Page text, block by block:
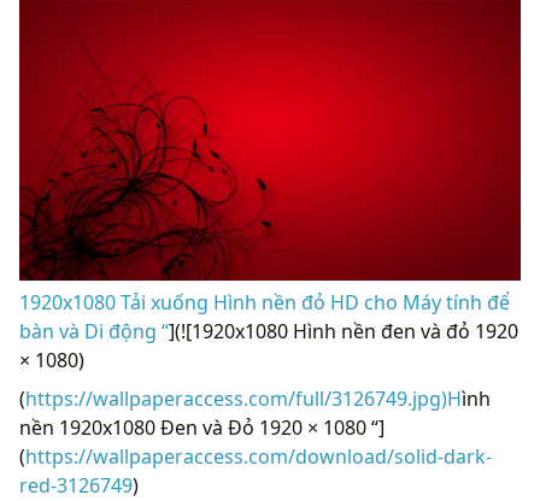
1920x1080 Tải xuống Hình nền đỏ HD cho Máy tính để
bàn và Di động “](![1920x1080 Hình nền đen và đỏ 1920
× 1080)
(https://wallpaperaccess.com/full/3126749.jpg)Hình
nền 1920x1080 Đen và Đỏ 1920 × 1080 “]
(https://wallpaperaccess.com/download/solid-dark-
red-3126749)